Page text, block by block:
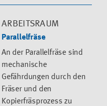
ARBEITSRAUM
Parallelfräse
An der Parallelfräse sind
mechanische
Gefährdungen durch den
Fräser und den
Kopierfräsprozess zu